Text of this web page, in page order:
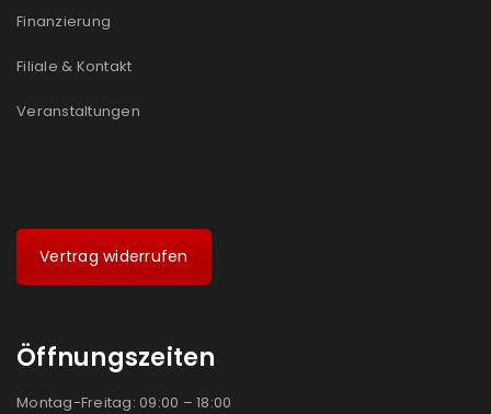
Finanzierung
Filiale & Kontakt
Veranstaltungen
Vertrag widerrufen
Öffnungszeiten
Montag-Freitag: 09:00 – 18:00